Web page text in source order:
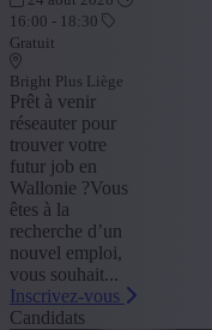
16:00 - 18:30
Gratuit
Bright Plus Liège
Prêt à venir
réseauter pour
trouver votre
futur job en
Wallonie ?Vous
êtes à la
recherche d’un
nouvel emploi,
vous souhait...
Inscrivez-vous
Candidats